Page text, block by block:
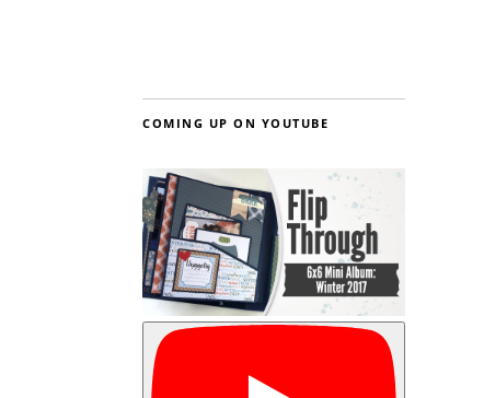
COMING UP ON YOUTUBE